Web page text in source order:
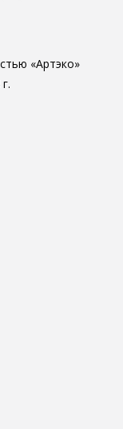
«Артэко»